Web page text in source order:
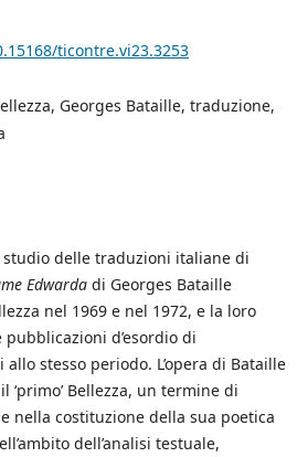
ticontre.vi23.3253
Georges Bataille, traduzione,
studio delle traduzioni italiane di
Edwardadi Georges Bataille
nel 1969 e nel 1972, e la loro
d’esordio di
stesso periodo. L’opera di Bataille
Bellezza, un termine di
nella costituzione della sua poetica
dell’analisi testuale,